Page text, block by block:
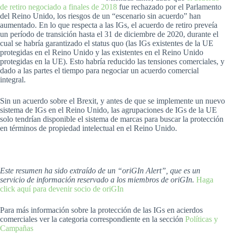
de retiro negociado a finales de 2018 fue rechazado por el Parlamento
del Reino Unido, los riesgos de un “escenario sin acuerdo” han
aumentado. En lo que respecta a las IGs, el acuerdo de retiro preveía
un período de transición hasta el 31 de diciembre de 2020, durante el
cual se habría garantizado el status quo (las IGs existentes de la UE
protegidas en el Reino Unido y las existentes en el Reino Unido
protegidas en la UE). Esto habría reducido las tensiones comerciales, y
dado a las partes el tiempo para negociar un acuerdo comercial
integral.
Sin un acuerdo sobre el Brexit, y antes de que se implemente un nuevo
sistema de IGs en el Reino Unido, las agrupaciones de IGs de la UE
solo tendrían disponible el sistema de marcas para buscar la protección
en términos de propiedad intelectual en el Reino Unido.
Este resumen ha sido extraído de un “oriGIn Alert”, que es un
servicio de información reservado a los miembros de oriGIn. Haga
click aquí para devenir socio de oriGIn
Para más información sobre la protección de las IGs en acierdos
comerciales ver la categoria correspondiente en la sección Políticas y
Campañas